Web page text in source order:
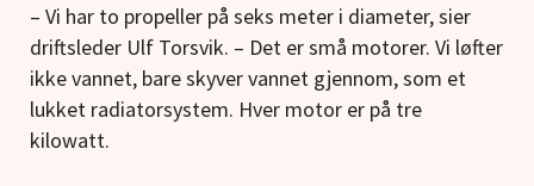
– Vi har to propeller på seks meter i diameter, sier
driftsleder Ulf Torsvik. – Det er små motorer. Vi løfter
ikke vannet, bare skyver vannet gjennom, som et
lukket radiatorsystem. Hver motor er på tre
kilowatt.